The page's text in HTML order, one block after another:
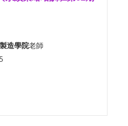
造學院老師